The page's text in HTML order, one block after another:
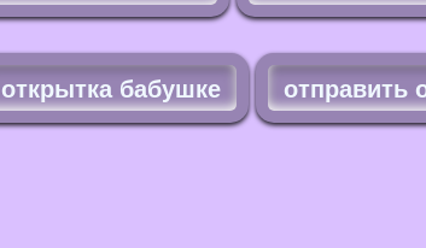
открытка бабушке отправить